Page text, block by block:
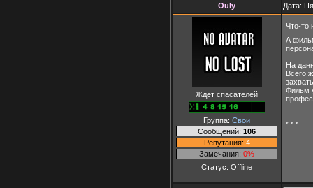
Ouly Дата:
Ждёт спасателей
Группа: Свои
Сообщений: 106
Репутация: 4
Замечания: 0%
Статус: Offline
Что-то
А
На
Всего
Фильм
* * *